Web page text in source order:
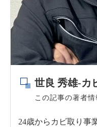
世良 秀雄-カ
この記事の著者情
24歳からカビ取り事